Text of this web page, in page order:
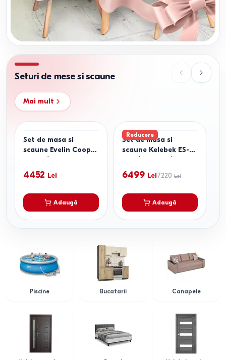
Seturi de mese si scaune
Mai mult
Set de masa si
scaune Evelin Cooper
White/Bella Beech +
4 scaune Cameroon
White/Bella Beech
4452 Lei
Adaugă
Reducere
Set de masa si
scaune Kelebek ES-
709 (6 scaune)
6499 Lei7220 Lei
Adaugă
Piscine Bucatarii Canapele